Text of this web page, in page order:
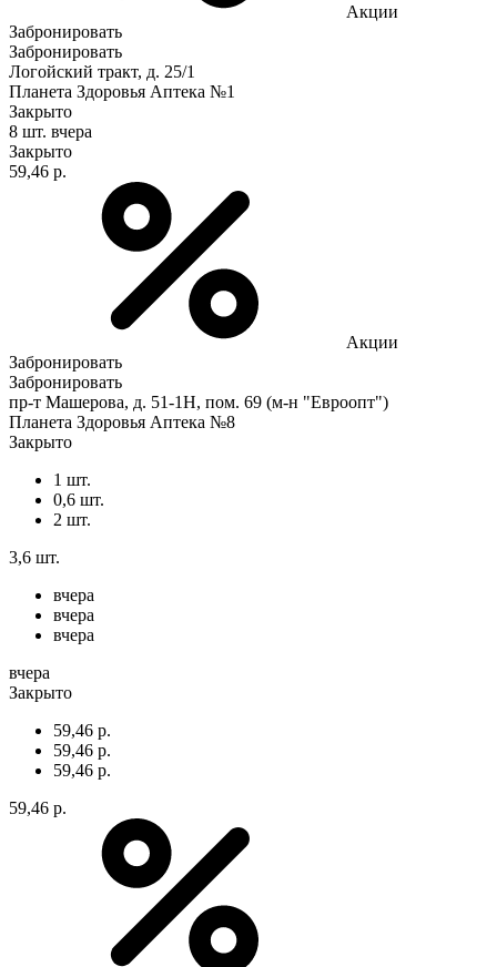
Акции
Забронировать
Забронировать
Логойский тракт, д. 25/1
Планета Здоровья Аптека №1
Закрыто
8 шт. вчера
Закрыто
59,46 р.
Акции
Забронировать
Забронировать
пр-т Машерова, д. 51-1Н, пом. 69 (м-н "Евроопт")
Планета Здоровья Аптека №8
Закрыто
1 шт.
0,6 шт.
2 шт.
3,6 шт.
вчера
вчера
вчера
вчера
Закрыто
59,46 р.
59,46 р.
59,46 р.
59,46 р.